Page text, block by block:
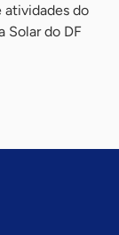
atividades do
Solar do DF